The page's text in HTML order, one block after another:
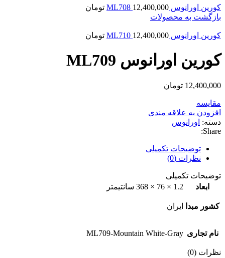
کورین اورانوس ML708 12,400,000
تومان
بازگشت به محصولات
کورین اورانوس ML710 12,400,000 تومان
کورین اورانوس ML709
12,400,000 تومان
مقایسه
افزودن به علاقه مندی
دسته: اورانوس
Share:
توضیحات تکمیلی
نظرات (0)
توضیحات تکمیلی
ابعاد
1.2 × 76 × 368 سانتیمتر
کشور مبدا ایران
نام تجاری ML709-Mountain White-Gray
نظرات (0)